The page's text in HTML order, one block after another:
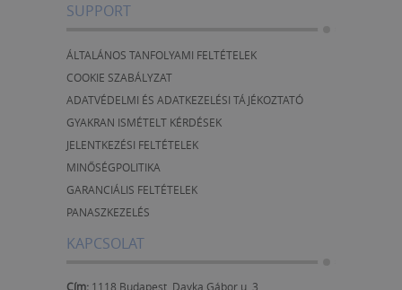
SUPPORT
ÁLTALÁNOS TANFOLYAMI FELTÉTELEK
COOKIE SZABÁLYZAT
ADATVÉDELMI ÉS ADATKEZELÉSI TÁJÉKOZTATÓ
GYAKRAN ISMÉTELT KÉRDÉSEK
JELENTKEZÉSI FELTÉTELEK
MINŐSÉGPOLITIKA
GARANCIÁLIS FELTÉTELEK
PANASZKEZELÉS
KAPCSOLAT
Cím: 1118 Budapest, Dayka Gábor u. 3.